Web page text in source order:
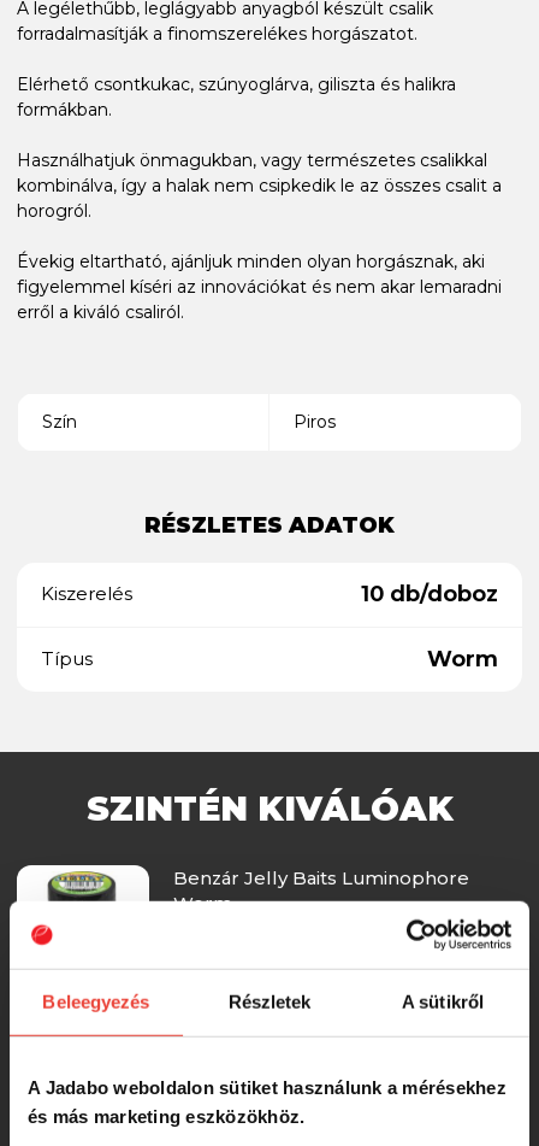
Beleegyezés Részletek A sütikről
A Jadabo weboldalon sütiket használunk a mérésekhez
és más marketing eszközökhöz.
A legélethűbb, leglágyabb anyagból készült csalik
forradalmasítják a finomszerelékes horgászatot.
Elérhető csontkukac, szúnyoglárva, giliszta és halikra
formákban.
Használhatjuk önmagukban, vagy természetes csalikkal
kombinálva, így a halak nem csipkedik le az összes csalit a
horogról.
Évekig eltartható, ajánljuk minden olyan horgásznak, aki
figyelemmel kíséri az innovációkat és nem akar lemaradni
erről a kiváló csaliról.
Szín Piros
RÉSZLETES ADATOK
Kiszerelés 10 db/doboz
Típus Worm
SZINTÉN KIVÁLÓAK
Benzár Jelly Baits Luminophore
Worm
1 100 Ft